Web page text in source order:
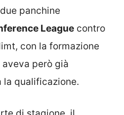
panchine
League contro
con la formazione
aveva però già
la qualificazione.